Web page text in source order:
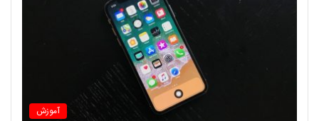
آموزش